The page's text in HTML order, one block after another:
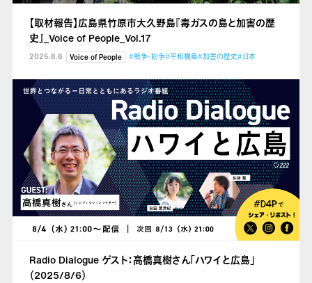
【取材報告】広島県竹原市大久野島『毒ガスの島と加害の歴
史』_Voice of People_Vol.17
2025.8.8 Voice of People #戦争・紛争#平和構築#加害の歴史#日本
Radio Dialogue ゲスト：高橋真樹さん「ハワイと広島」
（2025/8/6）